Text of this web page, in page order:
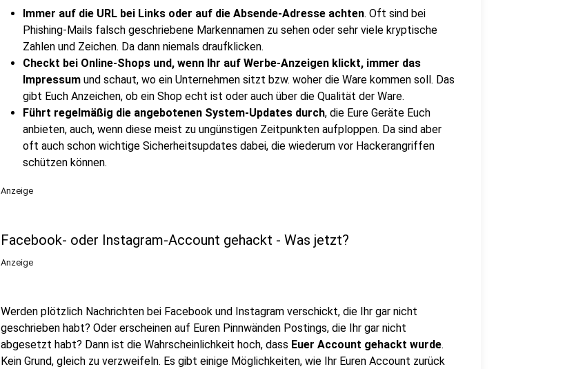
Immer auf die URL bei Links oder auf die Absende-Adresse achten. Oft sind bei
Phishing-Mails falsch geschriebene Markennamen zu sehen oder sehr viele kryptische
Zahlen und Zeichen. Da dann niemals draufklicken.
Checkt bei Online-Shops und, wenn Ihr auf Werbe-Anzeigen klickt, immer das
Impressum und schaut, wo ein Unternehmen sitzt bzw. woher die Ware kommen soll. Das
gibt Euch Anzeichen, ob ein Shop echt ist oder auch über die Qualität der Ware.
Führt regelmäßig die angebotenen System-Updates durch, die Eure Geräte Euch
anbieten, auch, wenn diese meist zu ungünstigen Zeitpunkten aufploppen. Da sind aber
oft auch schon wichtige Sicherheitsupdates dabei, die wiederum vor Hackerangriffen
schützen können.
Anzeige
Facebook- oder Instagram-Account gehackt - Was jetzt?
Anzeige
Werden plötzlich Nachrichten bei Facebook und Instagram verschickt, die Ihr gar nicht
geschrieben habt? Oder erscheinen auf Euren Pinnwänden Postings, die Ihr gar nicht
abgesetzt habt? Dann ist die Wahrscheinlichkeit hoch, dass Euer Account gehackt wurde.
Kein Grund, gleich zu verzweifeln. Es gibt einige Möglichkeiten, wie Ihr Euren Account zurück